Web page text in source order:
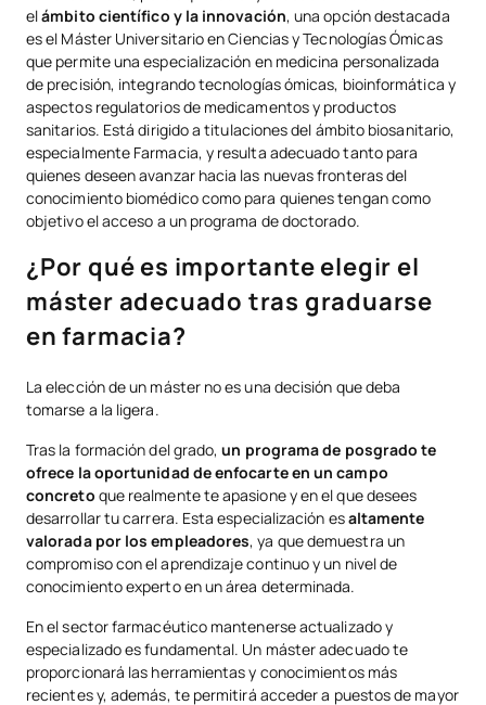
elámbito científico y la innovación, una opción destacada
es el Máster Universitario en Ciencias y Tecnologías Ómicas
que permite una especialización en medicina personalizada
de precisión, integrando tecnologías ómicas, bioinformática y
aspectos regulatorios de medicamentos y productos
sanitarios. Está dirigido a titulaciones del ámbito biosanitario,
especialmente Farmacia, y resulta adecuado tanto para
quienes deseen avanzar hacia las nuevas fronteras del
conocimiento biomédico como para quienes tengan como
objetivo el acceso a un programa de doctorado.
¿Por qué es importante elegir el
máster adecuado tras graduarse
en farmacia?
La elección de un máster no es una decisión que deba
tomarse a la ligera.
Tras la formación del grado,un programa de posgrado te
ofrece la oportunidad de enfocarte en un campo
concreto que realmente te apasione y en el que desees
desarrollar tu carrera. Esta especialización esaltamente
valorada por los empleadores, ya que demuestra un
compromiso con el aprendizaje continuo y un nivel de
conocimiento experto en un área determinada.
En el sector farmacéutico mantenerse actualizado y
especializado es fundamental. Un máster adecuado te
proporcionará las herramientas y conocimientos más
recientes y, además, te permitirá acceder a puestos de mayor